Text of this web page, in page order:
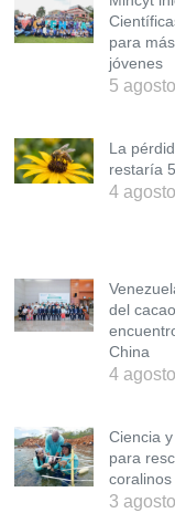
para
jóvenes
5
La
restaría
4
del
China
4
Ciencia
para
3